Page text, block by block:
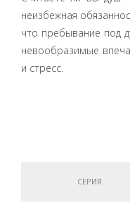
неизбежная
что пребывание под
невообразимые
и стресс.
СЕРИЯ